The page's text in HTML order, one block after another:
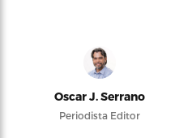
Oscar J. Serrano
Periodista Editor